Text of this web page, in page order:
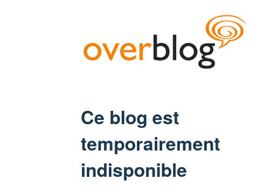
Ce blog est
temporairement
indisponible